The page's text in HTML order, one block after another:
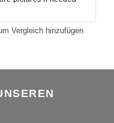
Vergleich hinzufügen